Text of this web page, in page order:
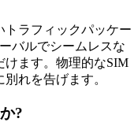
ラフィックパッケー
バルでシームレスな
けます。物理的なSIM
れを告げます。
?